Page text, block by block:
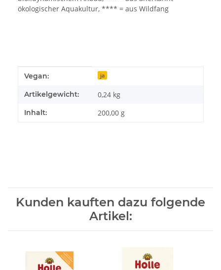
ökologischer Aquakultur, **** = aus Wildfang
Produkteigenschaft
Wert
Vegan: ja
Artikelgewicht: 0,24 kg
Inhalt: 200,00 g
Kunden kauften dazu folgende
Artikel: